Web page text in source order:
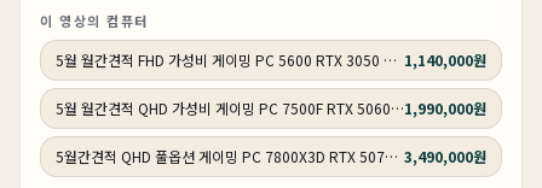
이 영상의 컴퓨터
5월 월간견적 FHD 가성비 게이밍 PC 5600 RTX 3050 GY505 1,140,000원
5월 월간견적 QHD 가성비 게이밍 PC 7500F RTX 5060 Ti GY5061,990,000원
5월간견적 QHD 풀옵션 게이밍 PC 7800X3D RTX 5070 GY507 3,490,000원